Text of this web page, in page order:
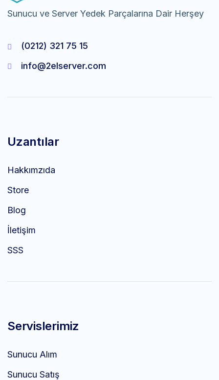
Sunucu ve Server Yedek Parçalarına Dair Herşey
(0212) 321 75 15
info@2elserver.com
Uzantılar
Hakkımzıda
Store
Blog
İletişim
SSS
Servislerimiz
Sunucu Alım
Sunucu Satış